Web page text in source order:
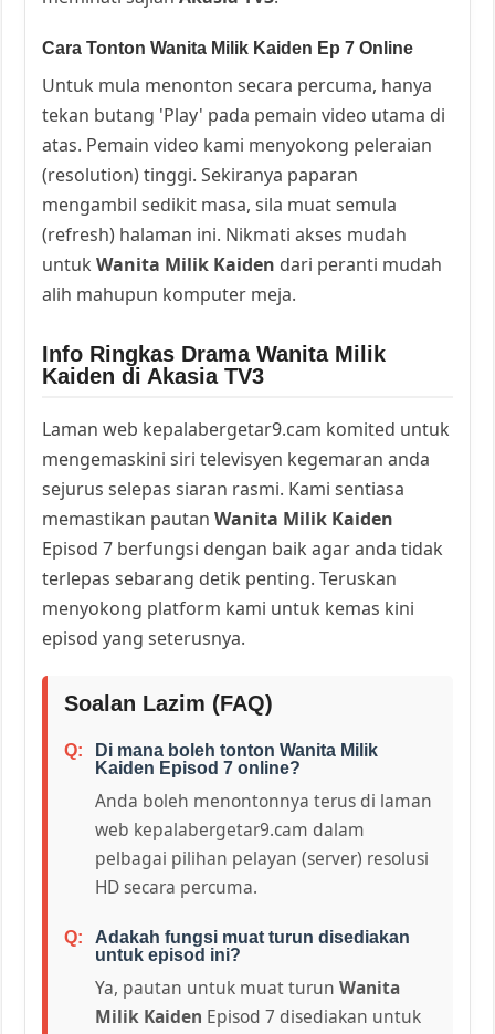
Cara Tonton Wanita Milik Kaiden Ep 7 Online
Untuk mula menonton secara percuma, hanya
tekan butang 'Play' pada pemain video utama di
atas. Pemain video kami menyokong peleraian
(resolution) tinggi. Sekiranya paparan
mengambil sedikit masa, sila muat semula
(refresh) halaman ini. Nikmati akses mudah
untukWanita Milik Kaiden dari peranti mudah
alih mahupun komputer meja.
Info Ringkas Drama Wanita Milik
Kaiden di Akasia TV3
Laman web kepalabergetar9.cam komited untuk
mengemaskini siri televisyen kegemaran anda
sejurus selepas siaran rasmi. Kami sentiasa
memastikan pautanWanita Milik Kaiden
Episod 7 berfungsi dengan baik agar anda tidak
terlepas sebarang detik penting. Teruskan
menyokong platform kami untuk kemas kini
episod yang seterusnya.
Soalan Lazim (FAQ)
Di mana boleh tonton Wanita Milik
Kaiden Episod 7 online?
Anda boleh menontonnya terus di laman
web kepalabergetar9.cam dalam
pelbagai pilihan pelayan (server) resolusi
HD secara percuma.
Adakah fungsi muat turun disediakan
untuk episod ini?
Ya, pautan untuk muat turunWanita
Milik Kaiden Episod 7 disediakan untuk